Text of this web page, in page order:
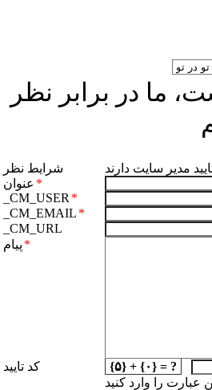
ما در برابر نظر
شرایط نظر
مدیر سایت دارند
عنوان *
_CM_USER *
_CM_EMAIL *
_CM_URL
پیام *
کد تایید
{۵} + {۰} = ?
عبارت را وارد کنید